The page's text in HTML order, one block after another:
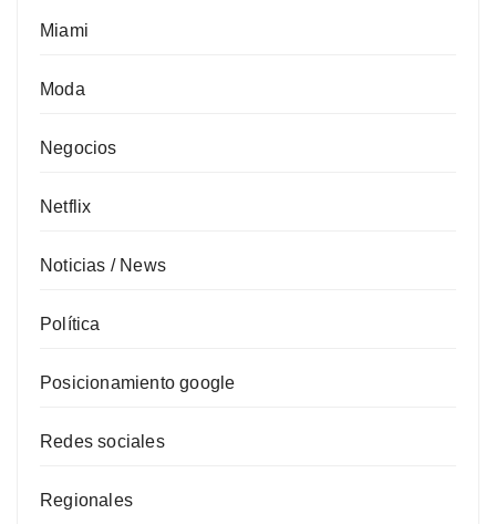
Miami
Moda
Negocios
Netflix
Noticias / News
Política
Posicionamiento google
Redes sociales
Regionales